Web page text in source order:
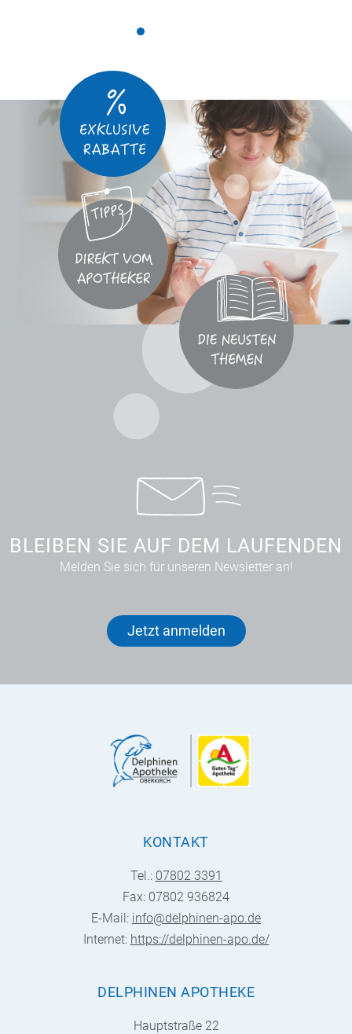
BLEIBEN SIE AUF DEM LAUFENDEN
Melden Sie sich für unseren Newsletter an!
Jetzt anmelden
KONTAKT
Tel.: 07802 3391
Fax: 07802 936824
E-Mail: info@delphinen-apo.de
Internet: https://delphinen-apo.de/
DELPHINEN APOTHEKE
Hauptstraße 22